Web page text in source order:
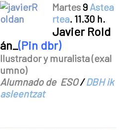
Martes9 Astea
rtea. 11.30 h.
Javier Rold
án_(Pin dbr)
Ilustrador y muralista (exal
umno)
Alumnado de ESO/DBH ik
asleentzat